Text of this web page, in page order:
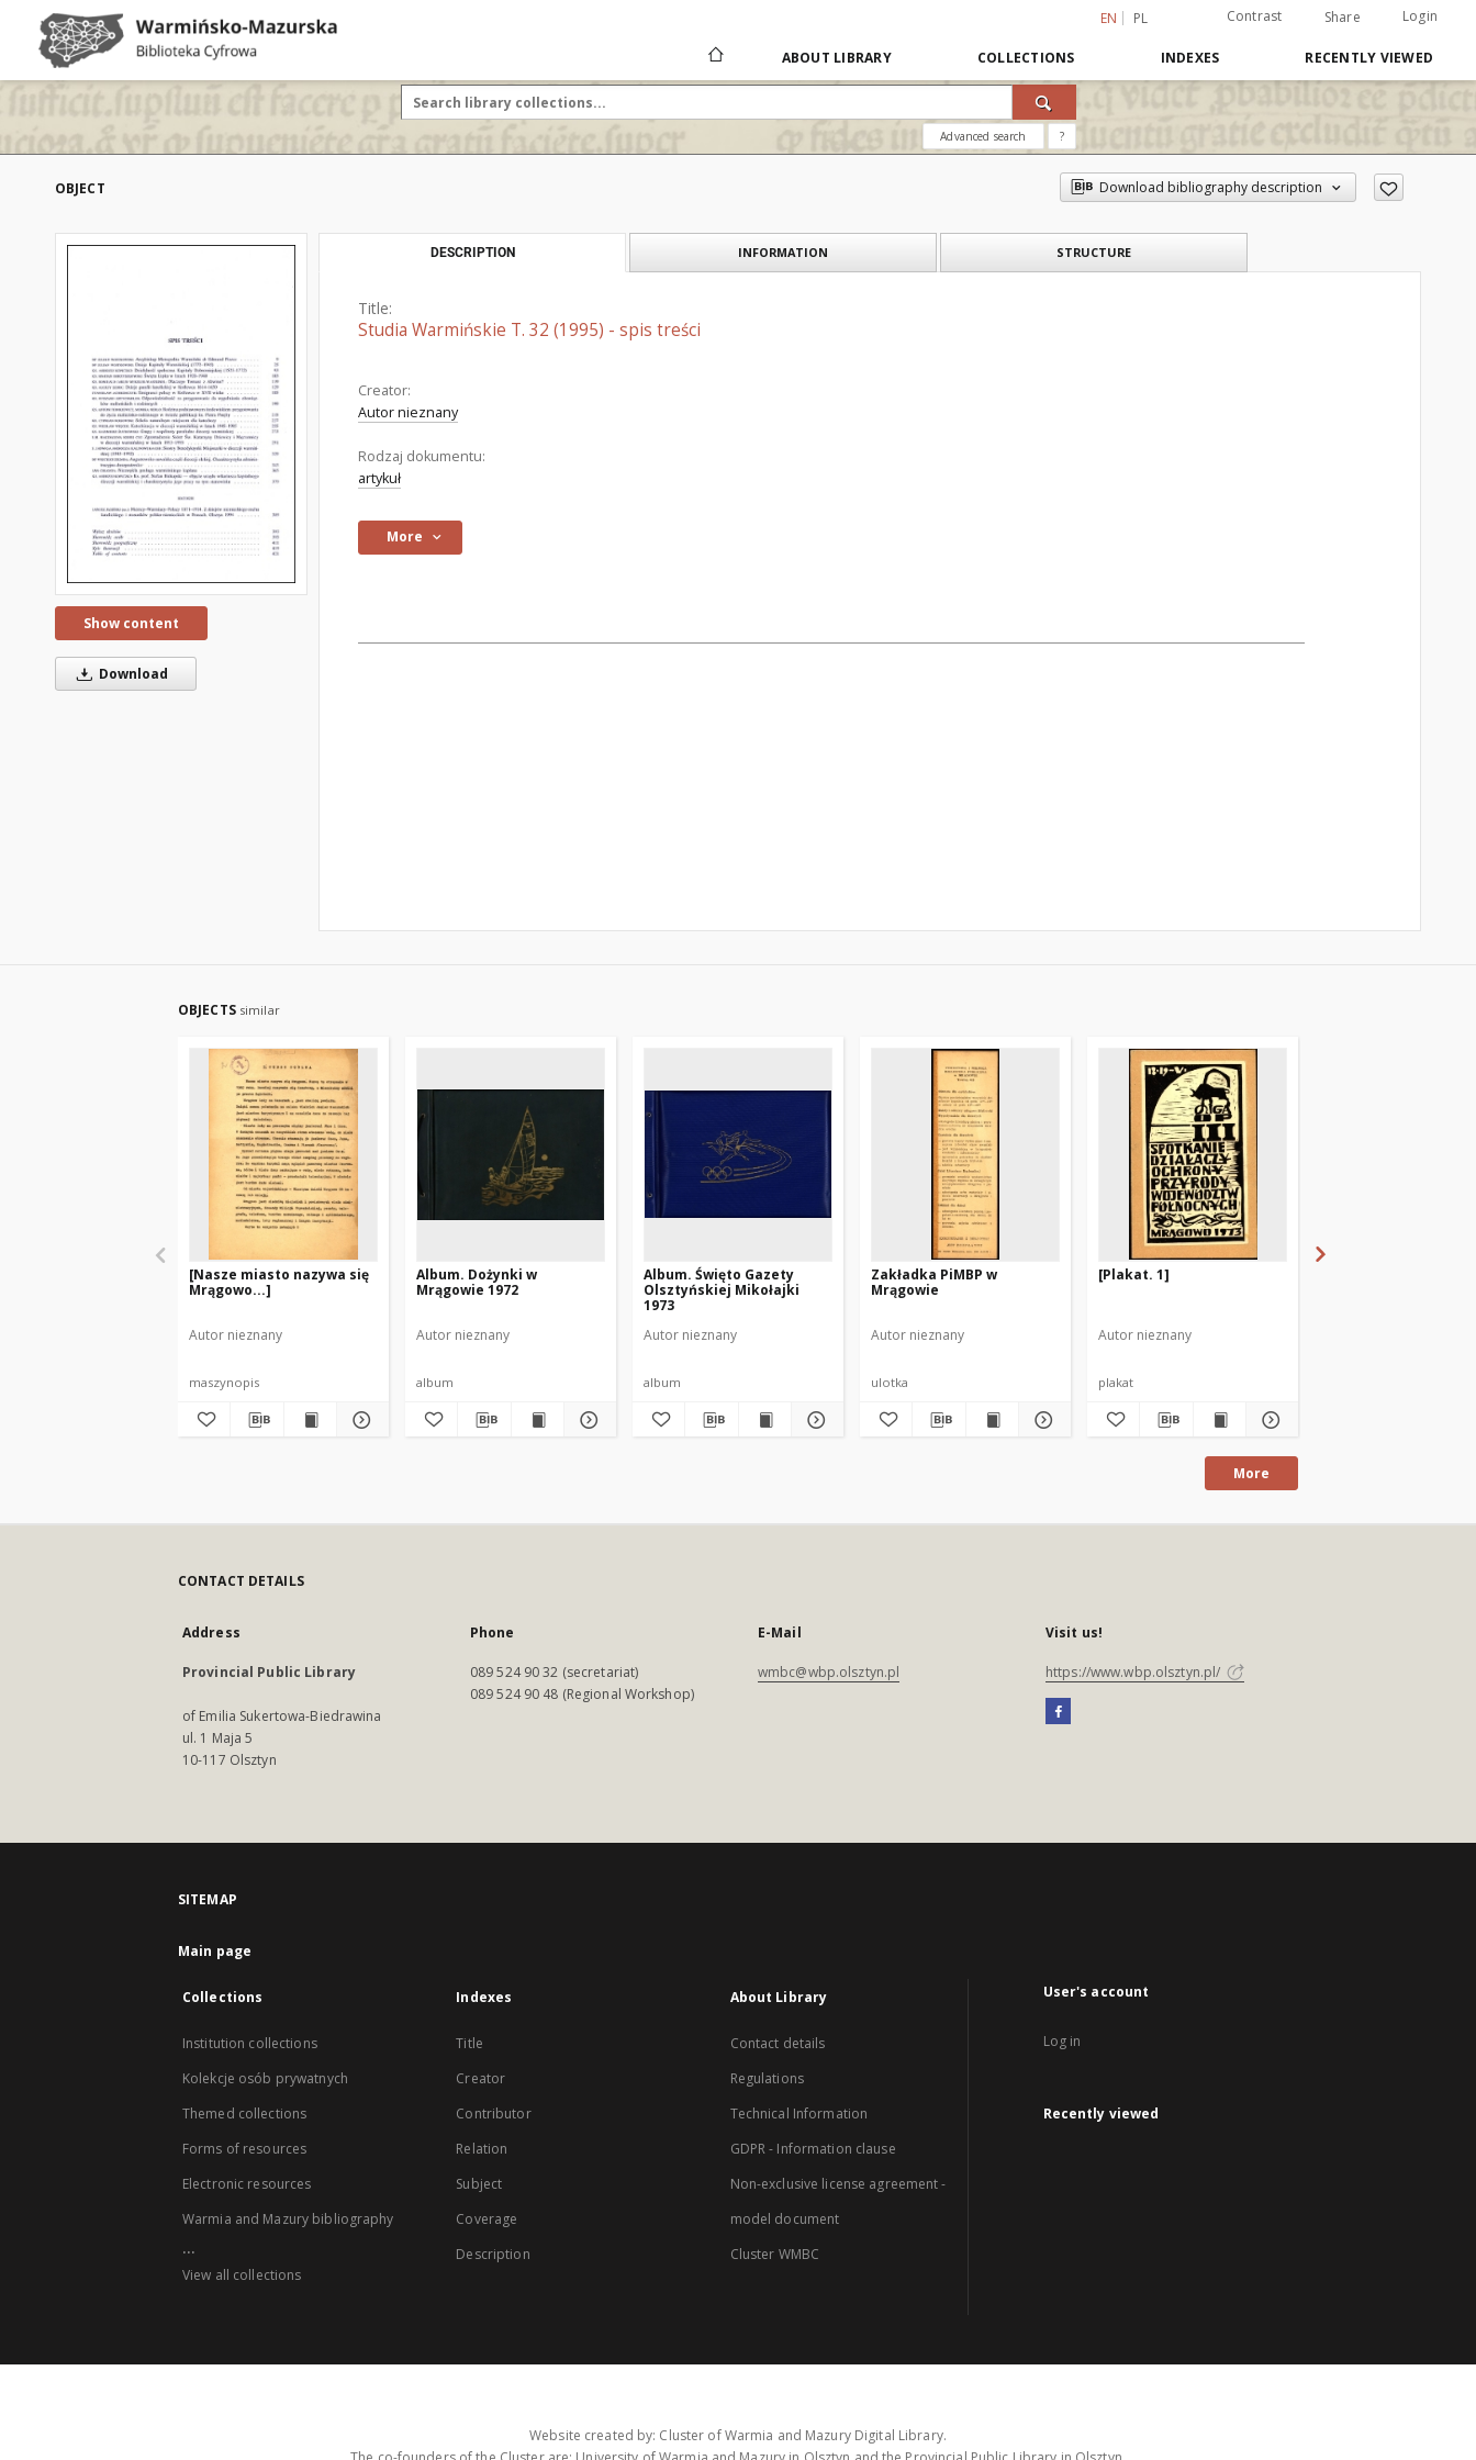
EN PL Contrast Share Login
ABOUT LIBRARY COLLECTIONS INDEXES RECENTLY VIEWED
Advanced search ?
OBJECT Download bibliography description
Show content
Download
DESCRIPTION INFORMATION STRUCTURE
Title:
Studia Warmińskie T. 32 (1995) - spis treści
Creator:
Autor nieznany
Rodzaj dokumentu:
artykuł
More
OBJECTS similar
[Nasze miasto nazywa się
Mrągowo...]
Autor nieznany
maszynopis
Album. Dożynki w
Mrągowie 1972
Autor nieznany
album
Album. Święto Gazety
Olsztyńskiej Mikołajki
1973
Autor nieznany
album
Zakładka PiMBP w
Mrągowie
Autor nieznany
ulotka
[Plakat. 1]
Autor nieznany
plakat
More
CONTACT DETAILS
Address
Provincial Public Library
of Emilia Sukertowa-Biedrawina
ul. 1 Maja 5
10-117 Olsztyn
Phone
089 524 90 32 (secretariat)
089 524 90 48 (Regional Workshop)
E-Mail
wmbc@wbp.olsztyn.pl
Visit us!
https://www.wbp.olsztyn.pl/
SITEMAP
Main page
Collections
Institution collections
Kolekcje osób prywatnych
Themed collections
Forms of resources
Electronic resources
Warmia and Mazury bibliography
...
View all collections
Indexes
Title
Creator
Contributor
Relation
Subject
Coverage
Description
About Library
Contact details
Regulations
Technical Information
GDPR - Information clause
Non-exclusive license agreement -
model document
Cluster WMBC
User's account
Log in
Recently viewed
Website created by: Cluster of Warmia and Mazury Digital Library.